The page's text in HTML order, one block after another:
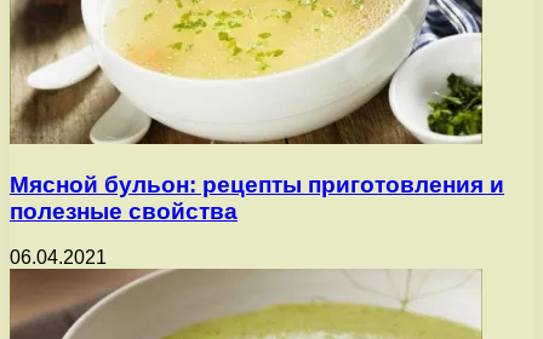
Мясной бульон: рецепты приготовления и
полезные свойства
06.04.2021